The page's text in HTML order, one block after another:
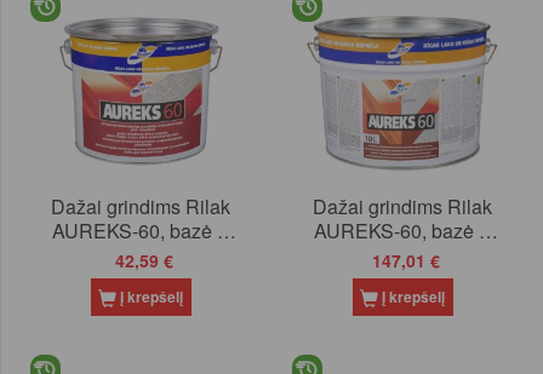
Dažai grindims Rilak
AUREKS-60, bazė A
(balta), 2.7 l
42,59 €
Į krepšelį
Dažai grindims Rilak
AUREKS-60, bazė A
(balta), 9.9 l
147,01 €
Į krepšelį